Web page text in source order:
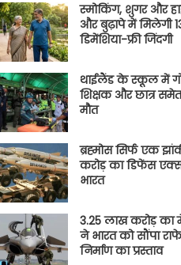
स्मोकिंग, शुगर और
और बुढ़ापे में मिलेगी
डिमेंशिया-फ्री जिंदगी
थाईलैंड के स्कूल में
शिक्षक और छात्र
मौत
ब्रह्मोस सिर्फ एक
करोड़ का डिफेंस
भारत
3.25 लाख करोड़ का
ने भारत को सौंपा
निर्माण का प्रस्ताव